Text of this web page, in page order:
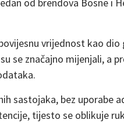
vrijednost kao
se značajno mijenjali, a
sastojaka, bez uporabe
tijesto se oblikuje